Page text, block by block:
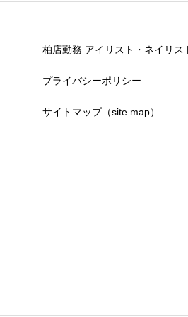
柏店勤務 アイリスト・ネイリス
プライバシーポリシー
サイトマップ（site map）